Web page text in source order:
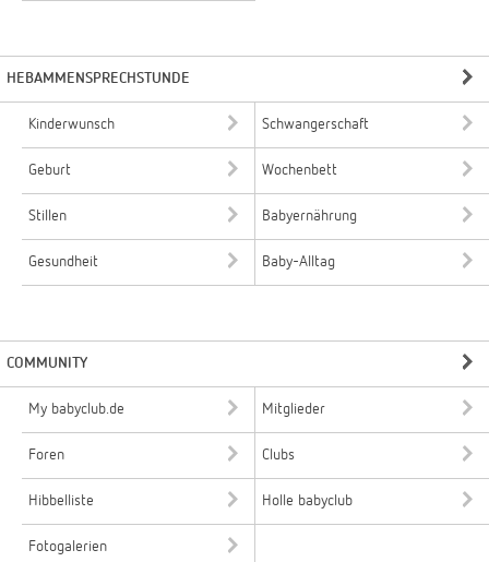
HEBAMMENSPRECHSTUNDE
Kinderwunsch Schwangerschaft
Geburt Wochenbett
Stillen Babyernährung
Gesundheit Baby-Alltag
COMMUNITY
My babyclub.de Mitglieder
Foren Clubs
Hibbelliste Holle babyclub
Fotogalerien